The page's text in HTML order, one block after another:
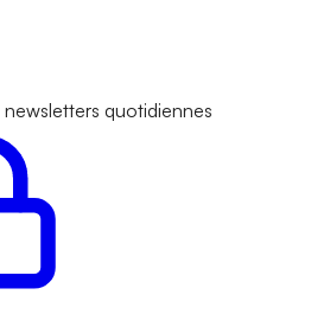
quotidiennes